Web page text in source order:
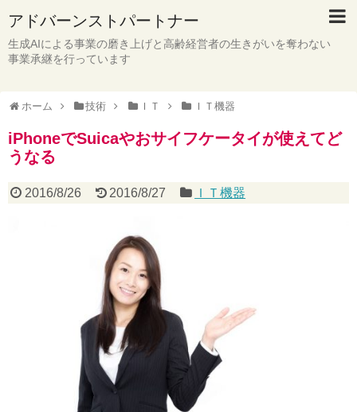
アドバーンストパートナー
生成AIによる事業の磨き上げと高齢経営者の生きがいを奪わない
事業承継を行っています
ホーム 技術 ＩＴ ＩＴ機器
iPhoneでSuicaやおサイフケータイが使えてど
うなる
2016/8/26 2016/8/27 ＩＴ機器